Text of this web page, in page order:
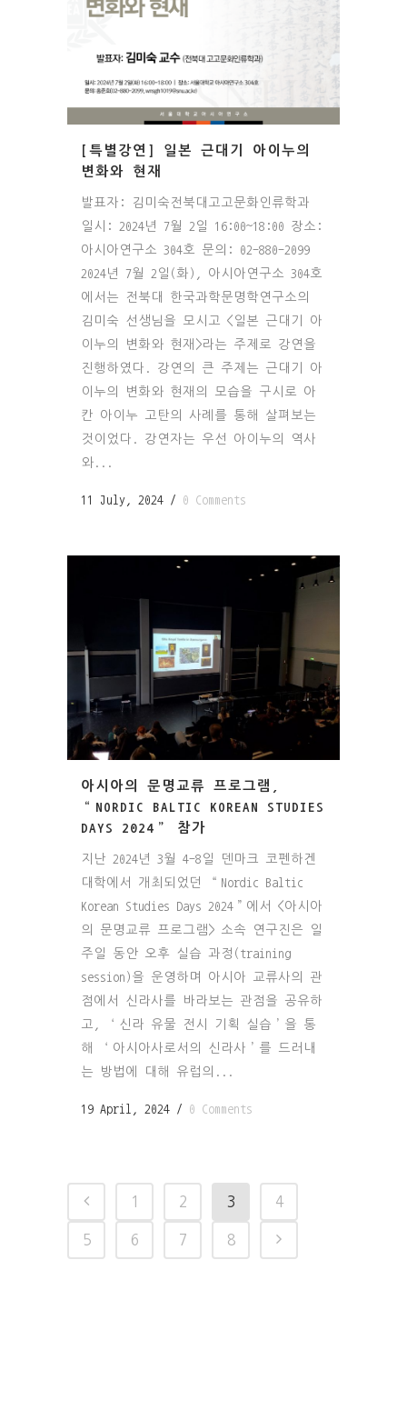
[특별강연] 일본 근대기 아이누의
변화와 현재
발표자: 김미숙전북대고고문화인류학과
일시: 2024년 7월 2일 16:00~18:00 장소:
아시아연구소 304호 문의: 02-880-2099
2024년 7월 2일(화), 아시아연구소 304호
에서는 전북대 한국과학문명학연구소의
김미숙 선생님을 모시고 <일본 근대기 아
이누의 변화와 현재>라는 주제로 강연을
진행하였다. 강연의 큰 주제는 근대기 아
이누의 변화와 현재의 모습을 구시로 아
칸 아이누 고탄의 사례를 통해 살펴보는
것이었다. 강연자는 우선 아이누의 역사
와...
11 July, 2024 / 0 Comments
아시아의 문명교류 프로그램,
“NORDIC BALTIC KOREAN STUDIES
DAYS 2024” 참가
지난 2024년 3월 4-8일 덴마크 코펜하겐
대학에서 개최되었던 “Nordic Baltic
Korean Studies Days 2024”에서 <아시아
의 문명교류 프로그램> 소속 연구진은 일
주일 동안 오후 실습 과정(training
session)을 운영하며 아시아 교류사의 관
점에서 신라사를 바라보는 관점을 공유하
고, ‘신라 유물 전시 기획 실습’을 통
해 ‘아시아사로서의 신라사’를 드러내
는 방법에 대해 유럽의...
19 April, 2024 / 0 Comments
1 2 3 4
5 6 7 8